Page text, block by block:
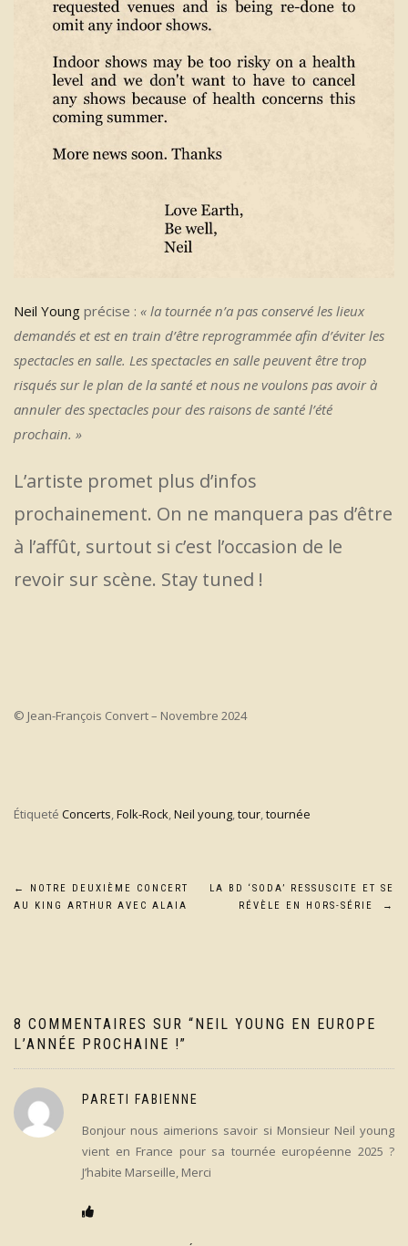
Neil Young précise : « la tournée n’a pas conservé les lieux
demandés et est en train d’être reprogrammée afin d’éviter les
spectacles en salle. Les spectacles en salle peuvent être trop
risqués sur le plan de la santé et nous ne voulons pas avoir à
annuler des spectacles pour des raisons de santé l’été
prochain. »
L’artiste promet plus d’infos
prochainement. On ne manquera pas d’être
à l’affût, surtout si c’est l’occasion de le
revoir sur scène. Stay tuned !
© Jean-François Convert – Novembre 2024
Étiqueté Concerts,Folk-Rock,Neil young,tour,tournée
Navigation
←
NOTRE DEUXIÈME CONCERT
AU KING ARTHUR AVEC ALAIA
LA BD ‘SODA’ RESSUSCITE ET SE
RÉVÈLE EN HORS-SÉRIE
→
8 COMMENTAIRES SUR “ NEIL YOUNG EN EUROPE
L’ANNÉE PROCHAINE !”
PARETI FABIENNE
Bonjour nous aimerions savoir si Monsieur Neil young
vient en France pour sa tournée européenne 2025 ?
J’habite Marseille, Merci